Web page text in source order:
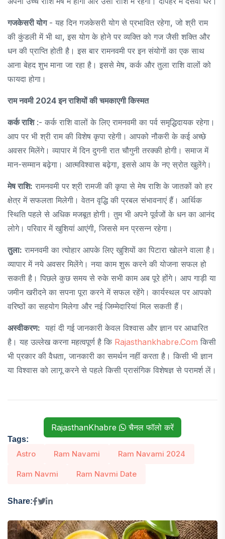
गजकेसरी योग- यह दिन गजकेसरी योग से प्रभावित रहेगा, जो श्री राम
की कुंडली में भी था, इस योग के होने पर व्यक्ति को गज जैसी शक्ति और
धन की प्राप्ति होती है। इस बार रामनवमी पर इन संयोगों का एक साथ
आना बेहद शुभ माना जा रहा है। इससे मेष, कर्क और तुला राशि वालों को
फायदा होगा।
राम नवमी 2024 इन राशियों की चमकाएगी किस्मत
कर्क राशि:- कर्क राशि वालों के लिए रामनवमी का पर्व समृद्धिदायक रहेगा।
आप पर भी श्री राम की विशेष कृपा रहेगी। आपको नौकरी के कई अच्छे
अवसर मिलेंगे। व्यापार में दिन दुगनी रात चौगुनी तरक्की होगी। समाज में
मान-सम्मान बढ़ेगा। आत्मविश्वास बढ़ेगा, इससे आय के नए स्रोत खुलेंगे।
मेष राशि: रामनवमी पर श्री रामजी की कृपा से मेष राशि के जातकों को हर
क्षेत्र में सफलता मिलेगी। वेतन वृद्धि की प्रबल संभावनाएं हैं। आर्थिक
स्थिति पहले से अधिक मजबूत होगी। तुम भी अपने पूर्वजों के धन का आनंद
लोगे। परिवार में खुशियां आएंगी, जिससे मन प्रसन्न रहेगा।
तुला: रामनवमी का त्योहार आपके लिए खुशियों का पिटारा खोलने वाला है।
व्यापार में नये अवसर मिलेंगे। नया काम शुरू करने की योजना सफल हो
सकती है। पिछले कुछ समय से रुके सभी काम अब पूरे होंगे। आप गाड़ी या
जमीन खरीदने का सपना पूरा करने में सफल रहेंगे। कार्यस्थल पर आपको
वरिष्ठों का सहयोग मिलेगा और नई जिम्मेदारियां मिल सकती हैं।
अस्वीकरण: यहां दी गई जानकारी केवल विश्वास और ज्ञान पर आधारित
है। यह उल्लेख करना महत्वपूर्ण है कि Rajasthankhabre.com किसी
भी प्रकार की वैधता, जानकारी का समर्थन नहीं करता है। किसी भी ज्ञान
या विश्वास को लागू करने से पहले किसी प्रासंगिक विशेषज्ञ से परामर्श लें।
RajasthanKhabre चैनल फॉलो करें
Tags:
Astro Ram Navami Ram Navami 2024
Ram Navmi Ram Navmi Date
Share: